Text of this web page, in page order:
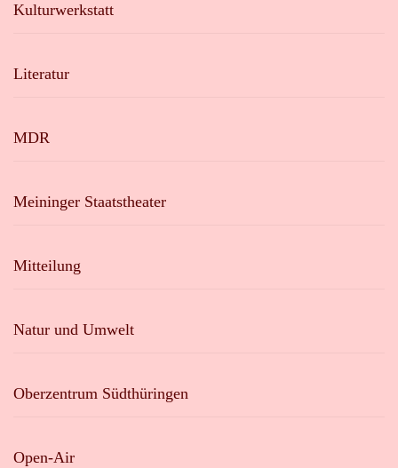
Kulturwerkstatt
Literatur
MDR
Meininger Staatstheater
Mitteilung
Natur und Umwelt
Oberzentrum Südthüringen
Open-Air